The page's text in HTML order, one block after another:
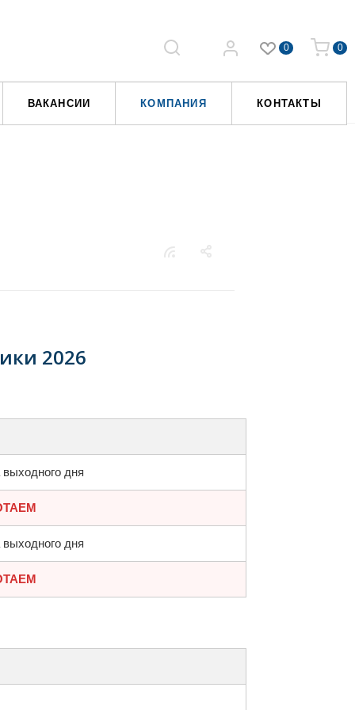
0 0
ВАКАНСИИ КОМПАНИЯ КОНТАКТЫ
2026
выходного дня
выходного дня